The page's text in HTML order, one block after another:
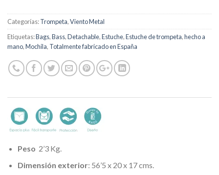
Categorías:Trompeta,Viento Metal
Etiquetas:Bags,Bass,Detachable,Estuche,Estuche de trompeta,hecho a
mano,Mochila, Totalmente fabricado en España
Peso 2’3 Kg.
Dimensión exterior: 56’5 x 20 x 17 cms.